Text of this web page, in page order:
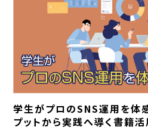
学生がプロのSNS運用を体
プットから実践へ導く書籍